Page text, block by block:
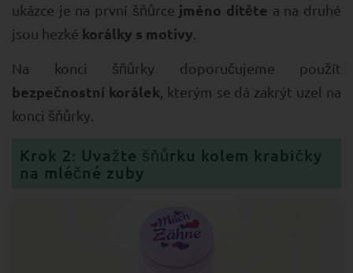
ukázce je na první šňůrce jméno dítěte a na druhé
jsou hezké korálky s motivy.
Na konci šňůrky doporučujeme použít
bezpečnostní korálek , kterým se dá zakrýt uzel na
konci šňůrky.
Krok 2: Uvažte šňůrku kolem krabičky
na mléčné zuby